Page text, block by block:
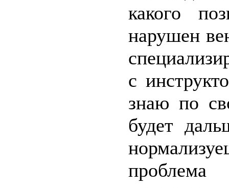
какого
нарушен
с
знаю по
будет
проблема